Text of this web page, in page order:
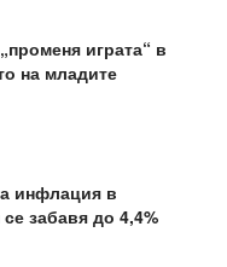
играта“ в
на младите
инфлация в
забавя до 4,4%